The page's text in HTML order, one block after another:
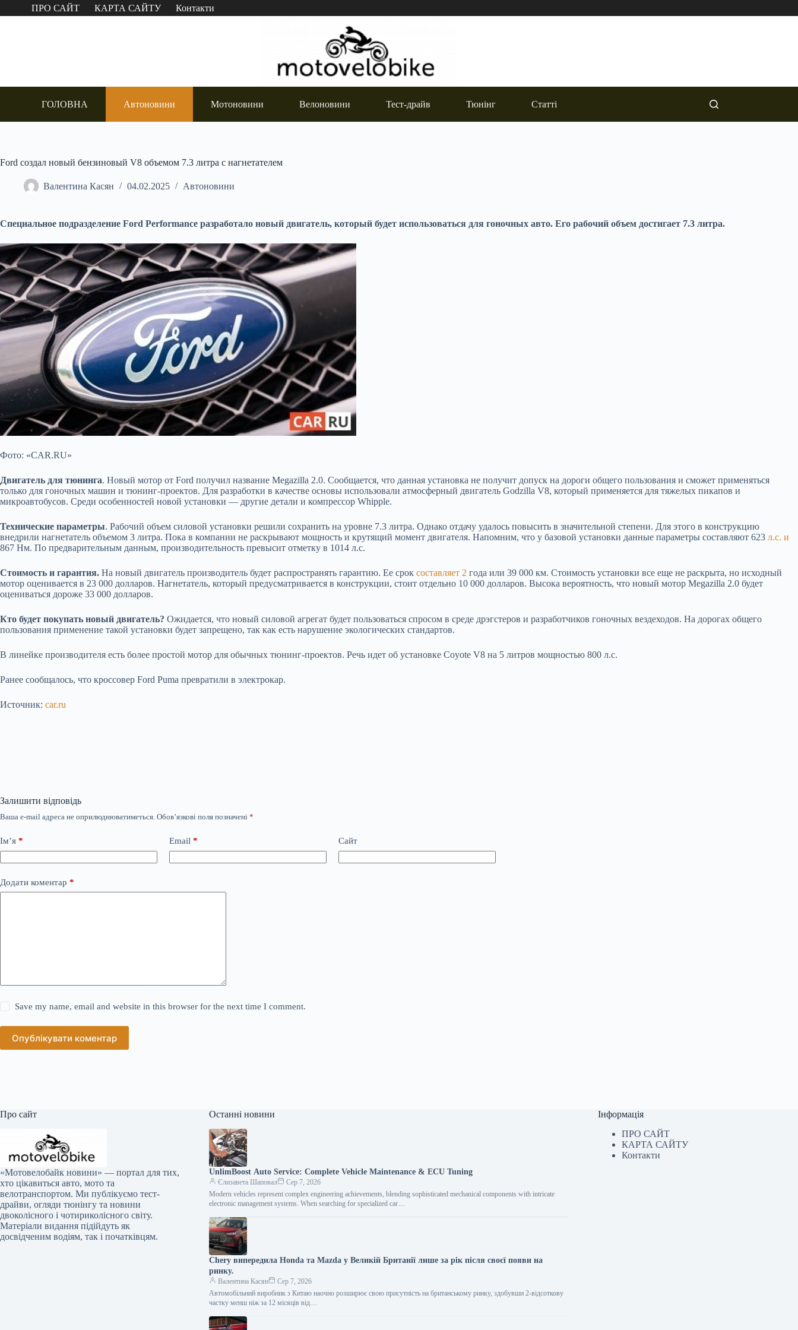
Перейти
до
ПРО САЙТ КАРТА САЙТУ Контакти
ГОЛОВНА Автоновини Мотоновини Велоновини Тест-драйв Тюнінг Статті
Ford создал новый бензиновый V8 объемом 7.3 литра с нагнетателем
Валентина Касян 04.02.2025 Автоновини
Специальное подразделение Ford Performance разработало новый двигатель, который будет использоваться для гоночных авто. Его рабочий объем достигает 7.3 литра.
Фото: «CAR.RU»
Двигатель для тюнинга. Новый мотор от Ford получил название Megazilla 2.0. Сообщается, что данная установка не получит допуск на дороги общего пользования и сможет применяться
только для гоночных машин и тюнинг-проектов. Для разработки в качестве основы использовали атмосферный двигатель Godzilla V8, который применяется для тяжелых пикапов и
микроавтобусов. Среди особенностей новой установки — другие детали и компрессор Whipple.
Технические параметры. Рабочий объем силовой установки решили сохранить на уровне 7.3 литра. Однако отдачу удалось повысить в значительной степени. Для этого в конструкцию
внедрили нагнетатель объемом 3 литра. Пока в компании не раскрывают мощность и крутящий момент двигателя. Напомним, что у базовой установки данные параметры составляют 623 л.с. и
867 Нм. По предварительным данным, производительность превысит отметку в 1014 л.с.
Стоимость и гарантия. На новый двигатель производитель будет распространять гарантию. Ее срок составляет 2 года или 39 000 км. Стоимость установки все еще не раскрыта, но исходный
мотор оценивается в 23 000 долларов. Нагнетатель, который предусматривается в конструкции, стоит отдельно 10 000 долларов. Высока вероятность, что новый мотор Megazilla 2.0 будет
оцениваться дороже 33 000 долларов.
Кто будет покупать новый двигатель? Ожидается, что новый силовой агрегат будет пользоваться спросом в среде дрэгстеров и разработчиков гоночных вездеходов. На дорогах общего
пользования применение такой установки будет запрещено, так как есть нарушение экологических стандартов.
В линейке производителя есть более простой мотор для обычных тюнинг-проектов. Речь идет об установке Coyote V8 на 5 литров мощностью 800 л.с.
Ранее сообщалось, что кроссовер Ford Puma превратили в электрокар.
Источник: car.ru
Залишити відповідь
Ваша e-mail адреса не оприлюднюватиметься. Обов’язкові поля позначені *
Ім’я * Email * Сайт
Додати коментар *
Save my name, email and website in this browser for the next time I comment.
Опублікувати коментар
Про сайт
«Мотовелобайк новини» — портал для тих,
хто цікавиться авто, мото та
велотранспортом. Ми публікуємо тест-
драйви, огляди тюнінгу та новини
двоколісного і чотириколісного світу.
Матеріали видання підійдуть як
досвідченим водіям, так і початківцям.
Останні новини
UnlimBoost Auto Service: Complete Vehicle Maintenance & ECU Tuning
Єлизавета Шаповал
Сер 7, 2026
Modern vehicles represent complex engineering achievements, blending sophisticated mechanical components with intricate
electronic management systems. When searching for specialized car…
Chery випередила Honda та Mazda у Великій Британії лише за рік після своєї появи на
ринку.
Валентина Касян
Сер 7, 2026
Автомобільний виробник з Китаю наочно розширює свою присутність на британському ринку, здобувши 2-відсоткову
частку менш ніж за 12 місяців від…
Інформація
ПРО САЙТ
КАРТА САЙТУ
Контакти